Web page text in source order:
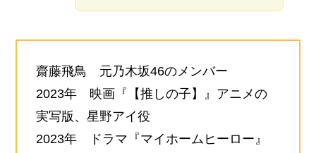
齋藤飛鳥 元乃木坂46のメンバー
2023年 映画『【推しの子】』アニメの
実写版、星野アイ役
2023年 ドラマ『マイホームヒーロー』